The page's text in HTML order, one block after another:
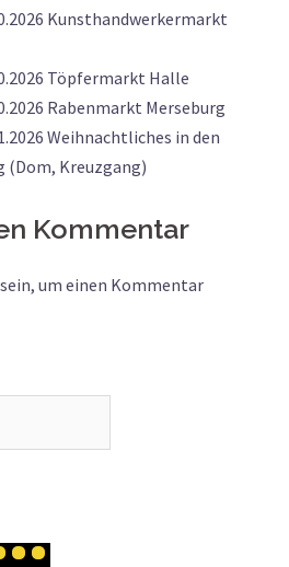
Kunsthandwerkermarkt
Töpfermarkt Halle
Rabenmarkt Merseburg
Weihnachtliches in den
(Dom, Kreuzgang)
Kommentar
sein, um einen Kommentar